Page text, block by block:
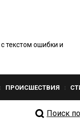
текстом ошибки и
ПРОИСШЕСТВИЯ
Поиск